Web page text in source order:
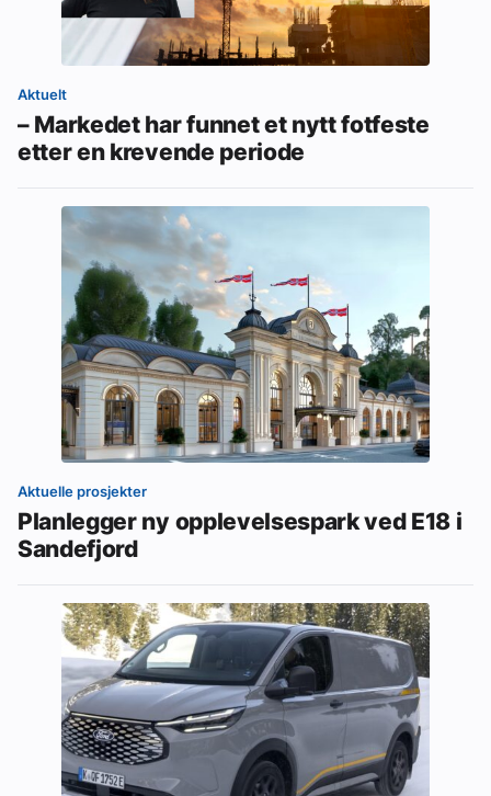
Aktuelt
– Markedet har funnet et nytt fotfeste
etter en krevende periode
Aktuelle prosjekter
Planlegger ny opplevelsespark ved E18 i
Sandefjord